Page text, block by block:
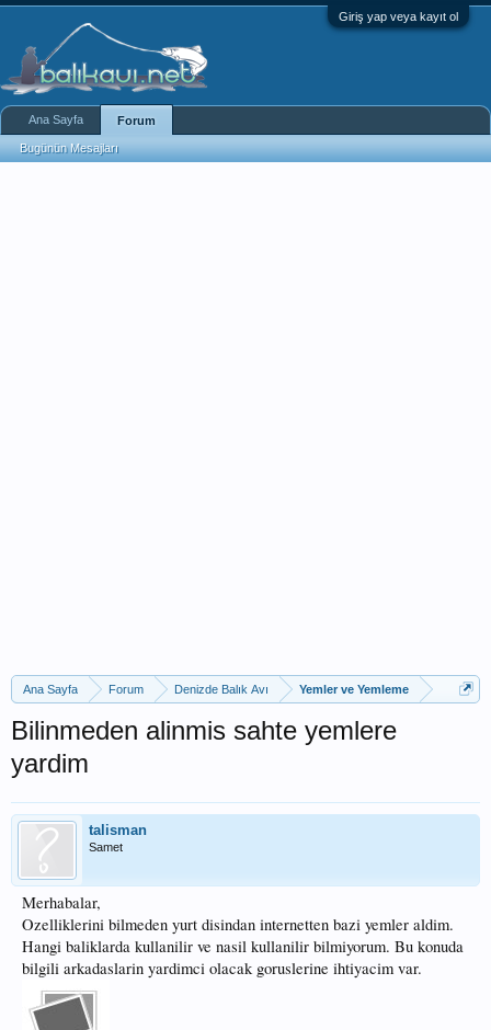
Giriş yap veya kayıt ol
Ana Sayfa Forum Denizde Balık Avı Yemler ve Yemleme
Bilinmeden alinmis sahte yemlere
yardim
talisman
Samet
Merhabalar,
Ozelliklerini bilmeden yurt disindan internetten bazi yemler aldim.
Hangi baliklarda kullanilir ve nasil kullanilir bilmiyorum. Bu konuda
bilgili arkadaslarin yardimci olacak goruslerine ihtiyacim var.
Ana Sayfa Forum
Bugünün Mesajları